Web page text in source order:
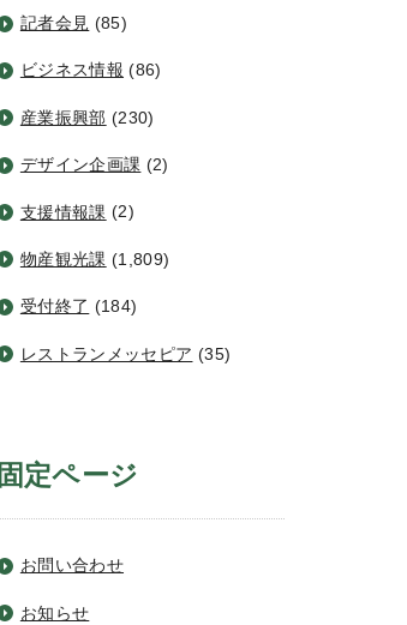
記者会見 (85)
ビジネス情報 (86)
産業振興部 (230)
デザイン企画課 (2)
支援情報課 (2)
物産観光課 (1,809)
受付終了 (184)
レストランメッセピア (35)
固定ページ
お問い合わせ
お知らせ